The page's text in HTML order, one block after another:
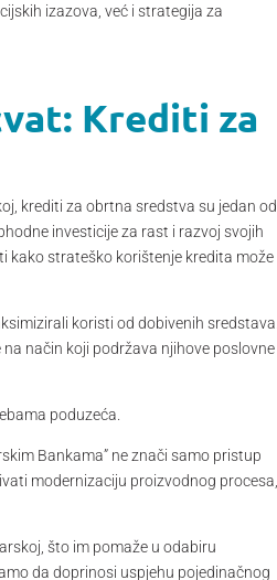
izazova, već i strategija za
Krediti za
krediti za obrtna sredstva su jedan od
investicije za rast i razvoj svojih
kako strateško korištenje kredita može
koristi od dobivenih sredstava.
način koji podržava njihove poslovne
poduzeća.
Bankama” ne znači samo pristup
modernizaciju proizvodnog procesa,
što im pomaže u odabiru
da doprinosi uspjehu pojedinačnog